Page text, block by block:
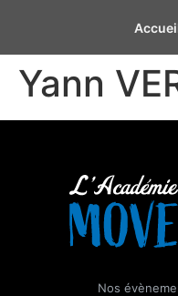
Yann
Nos